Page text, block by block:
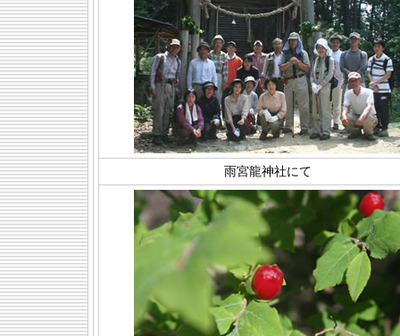
雨宮龍神社にて